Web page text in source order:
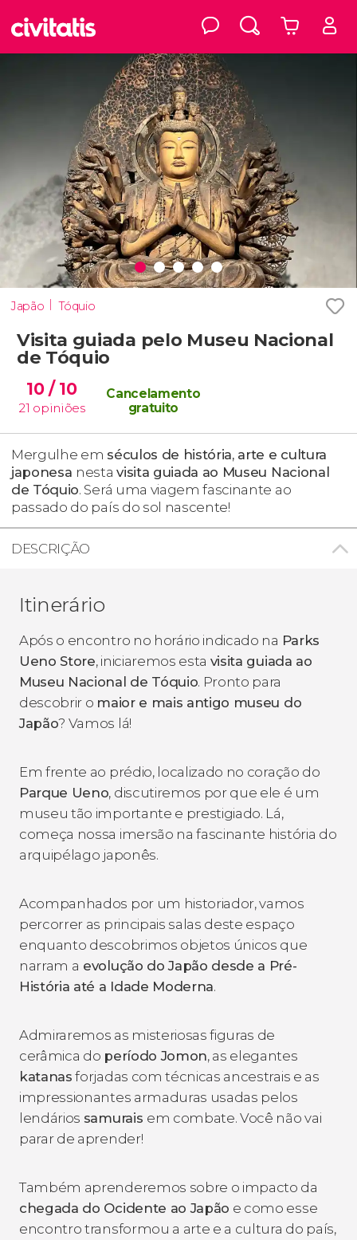
Japão Tóquio
Visita guiada pelo Museu Nacional
de Tóquio
10 / 10
21 opiniões
Cancelamento
gratuito
Mergulhe em séculos de história, arte e cultura
japonesa nestavisita guiada ao Museu Nacional
de Tóquio. Será uma viagem fascinante ao
passado do país do sol nascente!
DESCRIÇÃO
Itinerário
Após o encontro no horário indicado na Parks
Ueno Store, iniciaremos esta visita guiada ao
Museu Nacional de Tóquio. Pronto para
descobrir o maior e mais antigo museu do
Japão? Vamos lá!
Em frente ao prédio, localizado no coração do
Parque Ueno, discutiremos por que ele é um
museu tão importante e prestigiado. Lá,
começa nossa imersão na fascinante história do
arquipélago japonês.
Acompanhados por um historiador, vamos
percorrer as principais salas deste espaço
enquanto descobrimos objetos únicos que
narram a evolução do Japão desde a Pré-
História até a Idade Moderna.
Admiraremos as misteriosas figuras de
cerâmica do período Jomon, as elegantes
katanas forjadas com técnicas ancestrais e as
impressionantes armaduras usadas pelos
lendários samurais em combate. Você não vai
parar de aprender!
Também aprenderemos sobre o impacto da
chegada do Ocidente ao Japão e como esse
encontro transformou a arte e a cultura do país,